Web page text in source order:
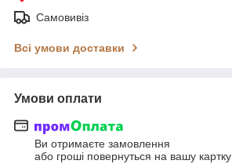
Самовивіз
Всі умови доставки
Умови оплати
Ви отримаєте замовлення
або гроші повернуться на вашу картку